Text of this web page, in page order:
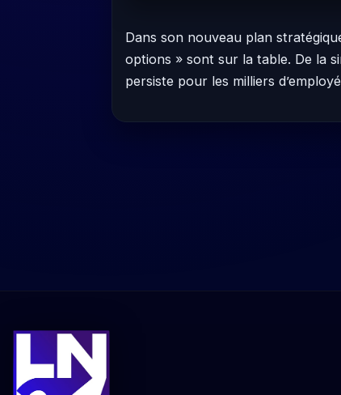
Dans son nouveau plan
options » sont sur la table. De la
persiste pour les milliers